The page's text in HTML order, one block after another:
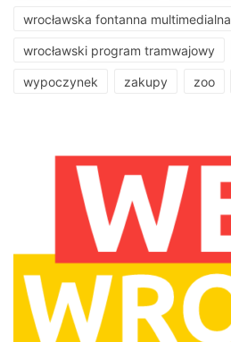
wrocławska fontanna multimedialna
wrocławski program tramwajowy
wypoczynek zakupy zoo